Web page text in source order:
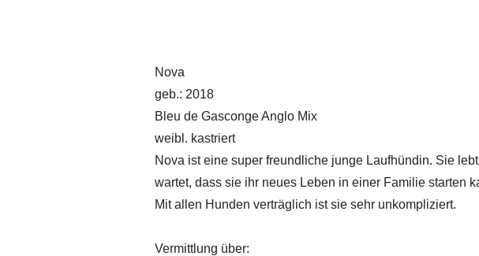
Nova
geb.: 2018
Bleu de Gasconge Anglo Mix
weibl. kastriert
Nova ist eine super freundliche junge Laufhündin. Sie
wartet, dass sie ihr neues Leben in einer Familie starten
Mit allen Hunden verträglich ist sie sehr unkompliziert.
Vermittlung über: